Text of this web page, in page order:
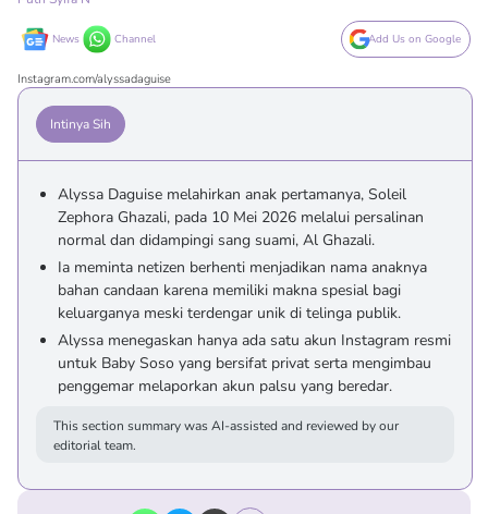
News Channel Add Us on Google
Instagram.com/alyssadaguise
Intinya Sih
Alyssa Daguise melahirkan anak pertamanya, Soleil
Zephora Ghazali, pada 10 Mei 2026 melalui persalinan
normal dan didampingi sang suami, Al Ghazali.
Ia meminta netizen berhenti menjadikan nama anaknya
bahan candaan karena memiliki makna spesial bagi
keluarganya meski terdengar unik di telinga publik.
Alyssa menegaskan hanya ada satu akun Instagram resmi
untuk Baby Soso yang bersifat privat serta mengimbau
penggemar melaporkan akun palsu yang beredar.
This section summary was AI-assisted and reviewed by our
editorial team.